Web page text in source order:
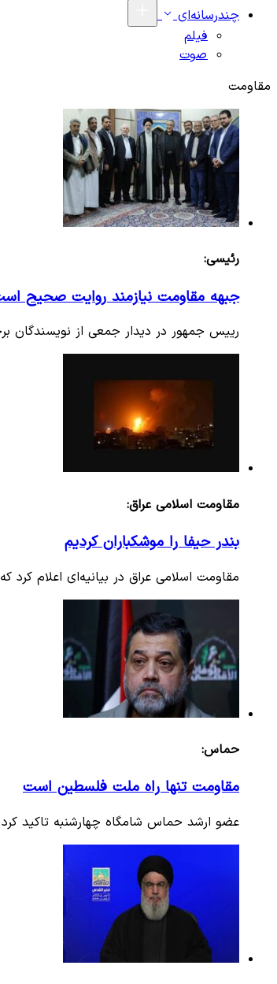
چندرسانه‌ای
فیلم
صوت
مقاومت
رئیسی:
جبهه مقاومت نیازمند روایت صحیح
رییس جمهور در دیدار جمعی از نویسندگان
مقاومت اسلامی عراق:
بندر حیفا را موشکباران کردیم
مقاومت اسلامی عراق در بیانیه‌ای اعلام
حماس:
مقاومت تنها راه ملت فلسطین است
عضو ارشد حماس شامگاه چهارشنبه تاکید